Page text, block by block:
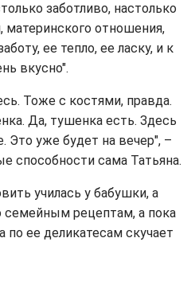
заботливо, настолько
материнского отношения,
ее тепло, ее ласку, и к
вкусно".
Тоже с костями, правда.
Да, тушенка есть. Здесь
Это уже будет на вечер", –
способности сама Татьяна.
училась у бабушки, а
семейным рецептам, а пока
ее деликатесам скучает